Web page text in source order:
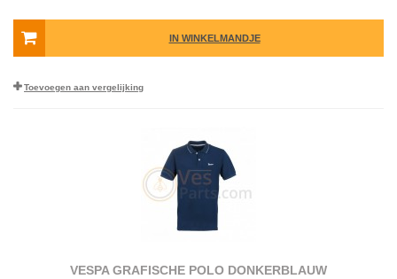
IN WINKELMANDJE
Toevoegen aan vergelijking
VESPA GRAFISCHE POLO DONKERBLAUW